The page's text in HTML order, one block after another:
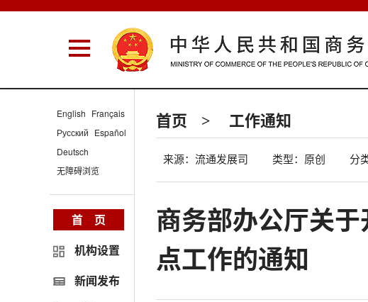
首页 > 工作通知
来源：流通发展司 类型：原创 分
商务部办公厅关
点工作的通知
English Français
Русский Español
Deutsch
无障碍浏览
首 页
机构设置
新闻发布